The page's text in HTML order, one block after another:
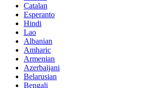
Catalan
Esperanto
Hindi
Lao
Albanian
Amharic
Armenian
Azerbaijani
Belarusian
Bengali